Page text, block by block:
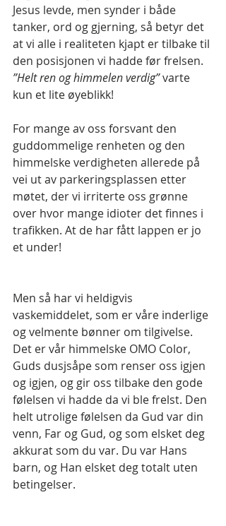
Jesus levde, men synder i både
tanker, ord og gjerning, så betyr det
at vi alle i realiteten kjapt er tilbake til
den posisjonen vi hadde før frelsen.
”Helt ren og himmelen verdig” varte
kun et lite øyeblikk!
For mange av oss forsvant den
guddommelige renheten og den
himmelske verdigheten allerede på
vei ut av parkeringsplassen etter
møtet, der vi irriterte oss grønne
over hvor mange idioter det finnes i
trafikken. At de har fått lappen er jo
et under!
Men så har vi heldigvis
vaskemiddelet, som er våre inderlige
og velmente bønner om tilgivelse.
Det er vår himmelske OMO Color,
Guds dusjsåpe som renser oss igjen
og igjen, og gir oss tilbake den gode
følelsen vi hadde da vi ble frelst. Den
helt utrolige følelsen da Gud var din
venn, Far og Gud, og som elsket deg
akkurat som du var. Du var Hans
barn, og Han elsket deg totalt uten
betingelser.